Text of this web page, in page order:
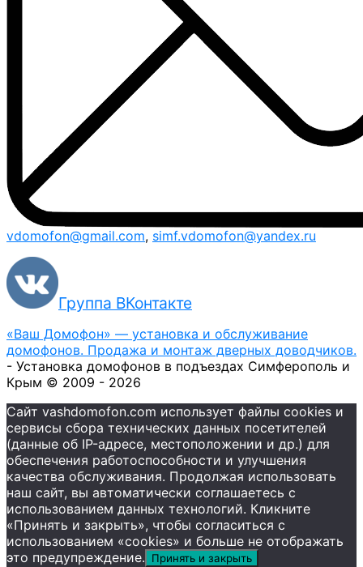
vdomofon@gmail.com, simf.vdomofon@yandex.ru
Группа ВКонтакте
«Ваш Домофон» — установка и обслуживание
домофонов. Продажа и монтаж дверных доводчиков.
- Установка домофонов в подъездах Симферополь и
Крым © 2009 - 2026
Сайт vashdomofon.com использует файлы cookies и
сервисы сбора технических данных посетителей
(данные об IP-адресе, местоположении и др.) для
обеспечения работоспособности и улучшения
качества обслуживания. Продолжая использовать
наш сайт, вы автоматически соглашаетесь с
использованием данных технологий. Кликните
«Принять и закрыть», чтобы согласиться с
использованием «cookies» и больше не отображать
это предупреждение.
Принять и закрыть